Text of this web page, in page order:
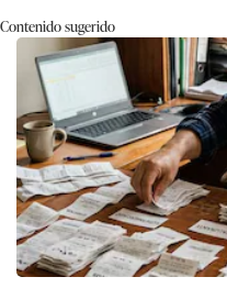
Contenido sugerido